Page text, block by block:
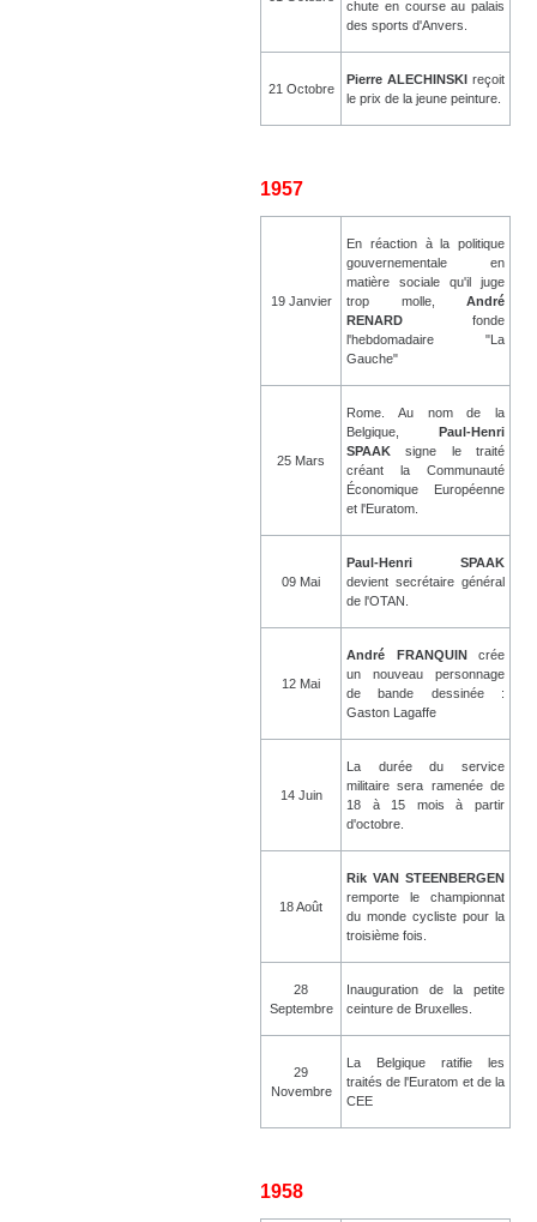
chute en course au palais
des sports d'Anvers.
21 Octobre
Pierre ALECHINSKI reçoit
le prix de la jeune peinture.
1957
19 Janvier
En réaction à la politique
gouvernementale en
matière sociale qu'il juge
trop molle, André
RENARD fonde
l'hebdomadaire "La
Gauche"
25 Mars
Rome. Au nom de la
Belgique, Paul-Henri
SPAAK signe le traité
créant la Communauté
Économique Européenne
et l'Euratom.
09 Mai
Paul-Henri SPAAK
devient secrétaire général
de l'OTAN.
12 Mai
André FRANQUINcrée
un nouveau personnage
de bande dessinée :
Gaston Lagaffe
14 Juin
La durée du service
militaire sera ramenée de
18 à 15 mois à partir
d'octobre.
18 Août
Rik VAN STEENBERGEN
remporte le championnat
du monde cycliste pour la
troisième fois.
28
Septembre
Inauguration de la petite
ceinture de Bruxelles.
29
Novembre
La Belgique ratifie les
traités de l'Euratom et de la
CEE
1958